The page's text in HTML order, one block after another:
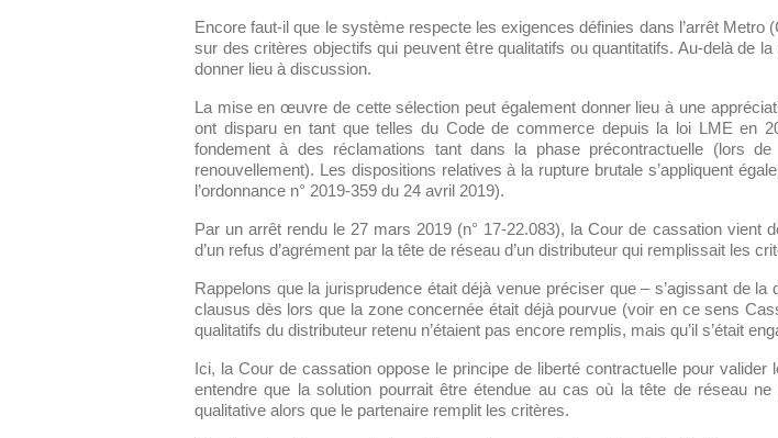
Encore faut-il que le système respecte les exigences définies dans l’arrêt
sur des critères objectifs qui peuvent être qualitatifs ou quantitatifs. Au-delà
donner lieu à discussion.
La mise en œuvre de cette sélection peut également donner lieu à une
ont disparu en tant que telles du Code de commerce depuis la loi LME en
fondement à des réclamations tant dans la phase précontractuelle (lors
renouvellement). Les dispositions relatives à la rupture brutale s’appliquent
l’ordonnance n° 2019-359 du 24 avril 2019).
Par un arrêt rendu le 27 mars 2019 (n° 17-22.083), la Cour de cassation vient
d’un refus d’agrément par la tête de réseau d’un distributeur qui remplissait les
Rappelons que la jurisprudence était déjà venue préciser que – s’agissant de
clausus dès lors que la zone concernée était déjà pourvue (voir en ce sens
qualitatifs du distributeur retenu n’étaient pas encore remplis, mais qu’il s’était
Ici, la Cour de cassation oppose le principe de liberté contractuelle pour
entendre que la solution pourrait être étendue au cas où la tête de réseau
qualitative alors que le partenaire remplit les critères.